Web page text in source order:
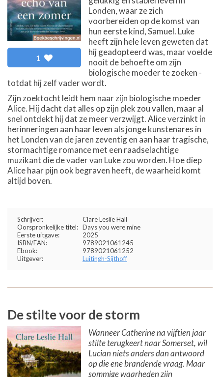
1
Londen, waar ze zich
voorbereiden op de komst van
hun eerste kind, Samuel. Luke
heeft zijn hele leven geweten dat
hij geadopteerd was, maar voelde
nooit de behoefte om zijn
biologische moeder te zoeken -
totdat hij zelf vader wordt.
Zijn zoektocht leidt hem naar zijn biologische moeder
Alice. Hij dacht dat alles op zijn plek zou vallen, maar al
snel ontdekt hij dat ze meer verzwijgt. Alice verzinkt in
herinneringen aan haar leven als jonge kunstenares in
het Londen van de jaren zeventig en aan haar tragische,
stormachtige romance met een raadselachtige
muzikant die de vader van Luke zou worden. Hoe diep
Alice haar pijn ook begraven heeft, de waarheid komt
altijd boven.
Schrijver:
Clare Leslie Hall
Oorspronkelijke titel: Days you were mine
Eerste uitgave:
2025
ISBN/EAN:
9789021061245
Ebook:
9789021061252
Uitgever:
Luitingh-Sijthoff
De stilte voor de storm
Wanneer Catherine na vijftien jaar
stilte terugkeert naar Somerset, wil
Lucian niets anders dan antwoord
op die ene brandende vraag. Maar
sommige waarheden zijn